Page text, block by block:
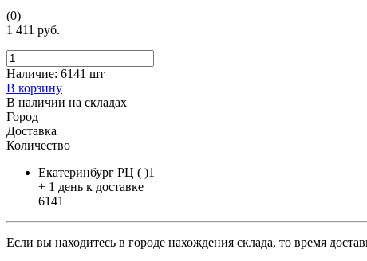
(0)
1 411 руб.
Наличие: 6141 шт
В корзину
В наличии на складах
Город
Доставка
Количество
Екатеринбург РЦ ( )1
+ 1 день к доставке
6141
Если вы находитесь в городе нахождения склада, то время